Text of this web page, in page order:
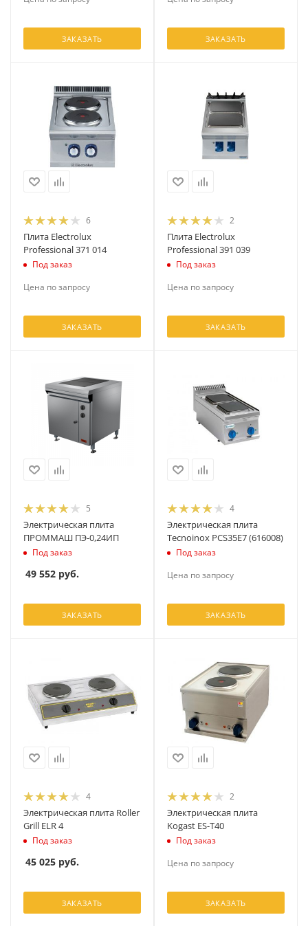
ЗАКАЗАТЬ ЗАКАЗАТЬ
6
Плита Electrolux
Professional 371 014
Под заказ
Цена по запросу
ЗАКАЗАТЬ
2
Плита Electrolux
Professional 391 039
Под заказ
Цена по запросу
ЗАКАЗАТЬ
5
Электрическая плита
ПРОММАШ ПЭ-0,24ИП
Под заказ
49 552 руб.
ЗАКАЗАТЬ
4
Электрическая плита
Tecnoinox PCS35E7 (616008)
Под заказ
Цена по запросу
ЗАКАЗАТЬ
4
Электрическая плита Roller
Grill ELR 4
Под заказ
45 025 руб.
ЗАКАЗАТЬ
2
Электрическая плита
Kogast ES-T40
Под заказ
Цена по запросу
ЗАКАЗАТЬ